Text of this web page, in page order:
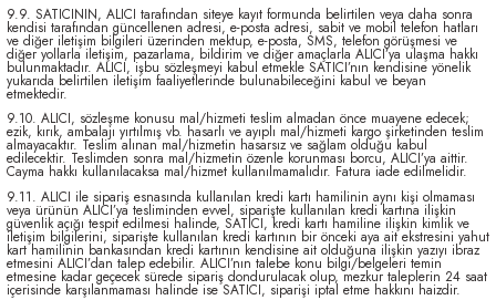
9.9. SATICININ, ALICI tarafından siteye kayıt formunda belirtilen veya daha sonra
kendisi tarafından güncellenen adresi, e-posta adresi, sabit ve mobil telefon hatları
ve diğer iletişim bilgileri üzerinden mektup, e-posta, SMS, telefon görüşmesi ve
diğer yollarla iletişim, pazarlama, bildirim ve diğer amaçlarla ALICI’ya ulaşma hakkı
bulunmaktadır. ALICI, işbu sözleşmeyi kabul etmekle SATICI’nın kendisine yönelik
yukarıda belirtilen iletişim faaliyetlerinde bulunabileceğini kabul ve beyan
etmektedir.
9.10. ALICI, sözleşme konusu mal/hizmeti teslim almadan önce muayene edecek;
ezik, kırık, ambalajı yırtılmış vb. hasarlı ve ayıplı mal/hizmeti kargo şirketinden teslim
almayacaktır. Teslim alınan mal/hizmetin hasarsız ve sağlam olduğu kabul
edilecektir. Teslimden sonra mal/hizmetin özenle korunması borcu, ALICI’ya aittir.
Cayma hakkı kullanılacaksa mal/hizmet kullanılmamalıdır. Fatura iade edilmelidir.
9.11. ALICI ile sipariş esnasında kullanılan kredi kartı hamilinin aynı kişi olmaması
veya ürünün ALICI’ya tesliminden evvel, siparişte kullanılan kredi kartına ilişkin
güvenlik açığı tespit edilmesi halinde, SATICI, kredi kartı hamiline ilişkin kimlik ve
iletişim bilgilerini, siparişte kullanılan kredi kartının bir önceki aya ait ekstresini yahut
kart hamilinin bankasından kredi kartının kendisine ait olduğuna ilişkin yazıyı ibraz
etmesini ALICI’dan talep edebilir. ALICI’nın talebe konu bilgi/belgeleri temin
etmesine kadar geçecek sürede sipariş dondurulacak olup, mezkur taleplerin 24 saat
içerisinde karşılanmaması halinde ise SATICI, siparişi iptal etme hakkını haizdir.